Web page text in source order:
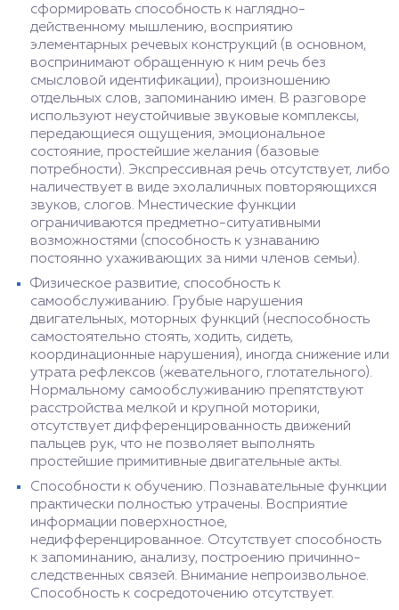
сформировать способность к наглядно-
действенному мышлению, восприятию
элементарных речевых конструкций (в основном,
воспринимают обращенную к ним речь без
смысловой идентификации), произношению
отдельных слов, запоминанию имен. В разговоре
используют неустойчивые звуковые комплексы,
передающиеся ощущения, эмоциональное
состояние, простейшие желания (базовые
потребности). Экспрессивная речь отсутствует, либо
наличествует в виде эхолаличных повторяющихся
звуков, слогов. Мнестические функции
ограничиваются предметно-ситуативными
возможностями (способность к узнаванию
постоянно ухаживающих за ними членов семьи).
Физическое развитие, способность к
самообслуживанию. Грубые нарушения
двигательных, моторных функций (неспособность
самостоятельно стоять, ходить, сидеть,
координационные нарушения), иногда снижение или
утрата рефлексов (жевательного, глотательного).
Нормальному самообслуживанию препятствуют
расстройства мелкой и крупной моторики,
отсутствует дифференцированность движений
пальцев рук, что не позволяет выполнять
простейшие примитивные двигательные акты.
Способности к обучению. Познавательные функции
практически полностью утрачены. Восприятие
информации поверхностное,
недифференцированное. Отсутствует способность
к запоминанию, анализу, построению причинно-
следственных связей. Внимание непроизвольное.
Способность к сосредоточению отсутствует.